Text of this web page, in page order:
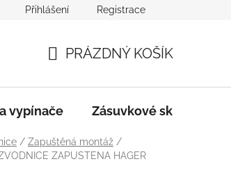
ochrany osobních údajů
Přihlášení Registrace
KOŠÍK
PRÁZDNÝ KOŠÍK
vypínače Zásuvkové skříně
/ Zapuštěná montáž /
ZAPUSTENA HAGER